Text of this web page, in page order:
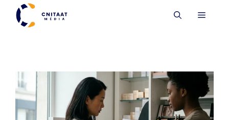
Aller
contenu
MENU